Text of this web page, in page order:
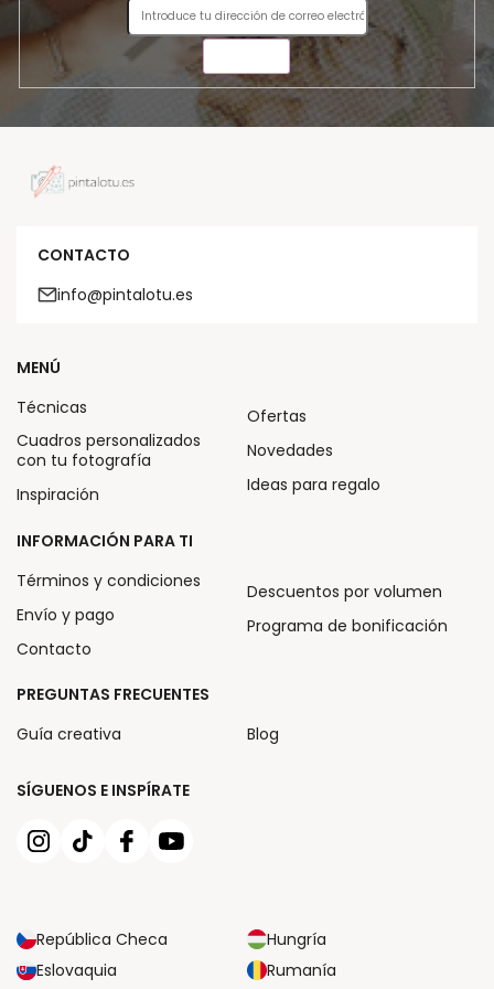
CONTACTO
info@pintalotu.es
SÍGUENOS E INSPÍRATE
República Checa
Hungría
Eslovaquia
Rumanía
MENÚ
Técnicas
Cuadros personalizados
con tu fotografía
Inspiración
Ofertas
Novedades
Ideas para regalo
INFORMACIÓN PARA TI
Términos y condiciones
Envío y pago
Contacto
Descuentos por volumen
Programa de bonificación
PREGUNTAS FRECUENTES
Guía creativa
Blog